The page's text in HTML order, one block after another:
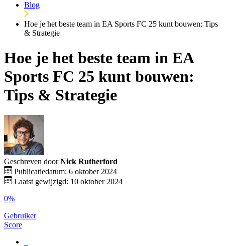
Blog
Hoe je het beste team in EA Sports FC 25 kunt bouwen: Tips
& Strategie
Hoe je het beste team in EA
Sports FC 25 kunt bouwen:
Tips & Strategie
Geschreven door Nick Rutherford
Publicatiedatum: 6 oktober 2024
Laatst gewijzigd: 10 oktober 2024
0%
Gebruiker
Score